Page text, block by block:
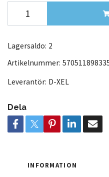
Lagersaldo: 2
Artikelnummer:
Leverantör: D-XEL
Dela
INFORMATION